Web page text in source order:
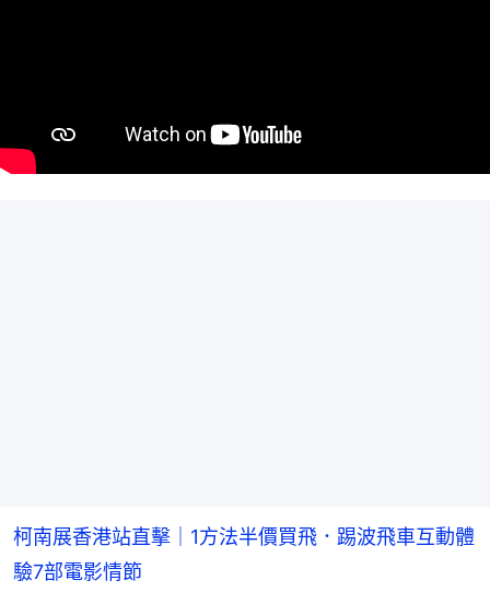
柯南展香港站直擊｜1方法半價買飛．踢波飛車互動體
驗7部電影情節